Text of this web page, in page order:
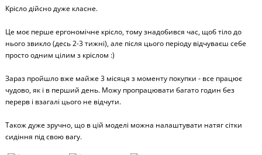
Крісло дійсно дуже класне.
Це моє перше ергономічне крісло, тому знадобився час, щоб тіло до
нього звикло (десь 2-3 тижні), але після цього періоду відчуваєш себе
просто одним цілим з кріслом :)
Зараз пройшло вже майже 3 місяця з моменту покупки - все працює
чудово, як і в перший день. Можу пропрацювати багато годин без
перерв і взагалі цього не відчути.
Також дуже зручно, що в цій моделі можна налаштувати натяг сітки
сидіння під свою вагу.